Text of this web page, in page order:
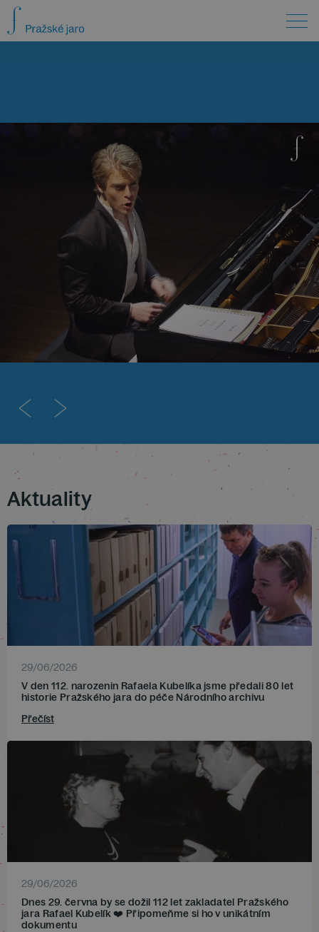
Aktuality
29/06/2026
V den 112. narozenin Rafaela Kubelíka jsme předali 80 let
historie Pražského jara do péče Národního archivu
Přečíst
29/06/2026
Dnes 29. června by se dožil 112 let zakladatel Pražského
jara Rafael Kubelík ❤️ Připomeňme si ho v unikátním
dokumentu